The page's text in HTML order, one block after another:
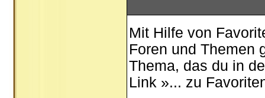
Mit Hilfe von
Foren und Themen
Thema, das du in
Link »... zu